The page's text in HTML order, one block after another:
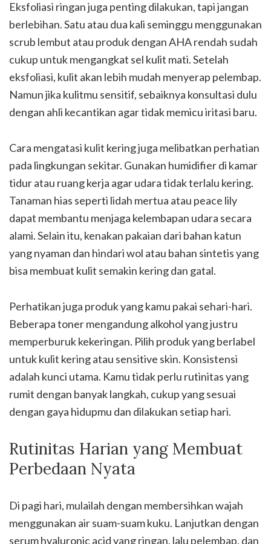
Eksfoliasi ringan juga penting dilakukan, tapi jangan
berlebihan. Satu atau dua kali seminggu menggunakan
scrub lembut atau produk dengan AHA rendah sudah
cukup untuk mengangkat sel kulit mati. Setelah
eksfoliasi, kulit akan lebih mudah menyerap pelembap.
Namun jika kulitmu sensitif, sebaiknya konsultasi dulu
dengan ahli kecantikan agar tidak memicu iritasi baru.
Cara mengatasi kulit kering juga melibatkan perhatian
pada lingkungan sekitar. Gunakan humidifier di kamar
tidur atau ruang kerja agar udara tidak terlalu kering.
Tanaman hias seperti lidah mertua atau peace lily
dapat membantu menjaga kelembapan udara secara
alami. Selain itu, kenakan pakaian dari bahan katun
yang nyaman dan hindari wol atau bahan sintetis yang
bisa membuat kulit semakin kering dan gatal.
Perhatikan juga produk yang kamu pakai sehari-hari.
Beberapa toner mengandung alkohol yang justru
memperburuk kekeringan. Pilih produk yang berlabel
untuk kulit kering atau sensitive skin. Konsistensi
adalah kunci utama. Kamu tidak perlu rutinitas yang
rumit dengan banyak langkah, cukup yang sesuai
dengan gaya hidupmu dan dilakukan setiap hari.
Rutinitas Harian yang Membuat
Perbedaan Nyata
Di pagi hari, mulailah dengan membersihkan wajah
menggunakan air suam-suam kuku. Lanjutkan dengan
serum hyaluronic acid yang ringan, lalu pelembap, dan